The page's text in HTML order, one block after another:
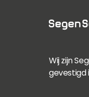
Wij zijn
gevestigd